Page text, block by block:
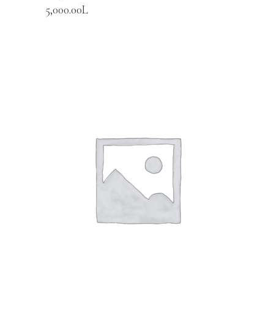
5,000.00L
SHTOJE NË SHPORTË